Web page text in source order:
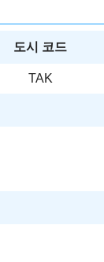
도시 코드
TAK